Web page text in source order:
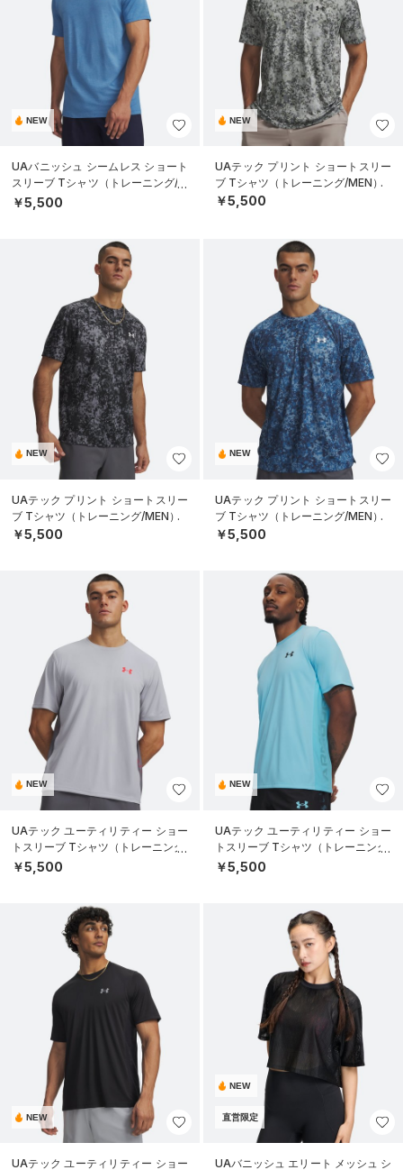
NEW
UAバニッシュ シームレス ショート
スリーブ Tシャツ（トレーニング/M
EN）
￥5,500
NEW
UAテック プリント ショートスリー
ブ Tシャツ（トレーニング/MEN）
￥5,500
NEW
UAテック プリント ショートスリー
ブ Tシャツ（トレーニング/MEN）
￥5,500
NEW
UAテック プリント ショートスリー
ブ Tシャツ（トレーニング/MEN）
￥5,500
NEW
UAテック ユーティリティー ショー
トスリーブ Tシャツ（トレーニング/
MEN）
￥5,500
NEW
UAテック ユーティリティー ショー
トスリーブ Tシャツ（トレーニング/
MEN）
￥5,500
NEW
UAテック ユーティリティー ショー
NEW
直営限定
UAバニッシュ エリート メッシュ シ